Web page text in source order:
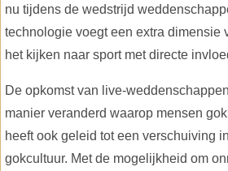
nu tijdens de wedstrijd
technologie voegt een extra dimensie
het kijken naar sport met directe
De opkomst van live-
manier veranderd waarop mensen
heeft ook geleid tot een verschuiving
gokcultuur. Met de mogelijkheid om